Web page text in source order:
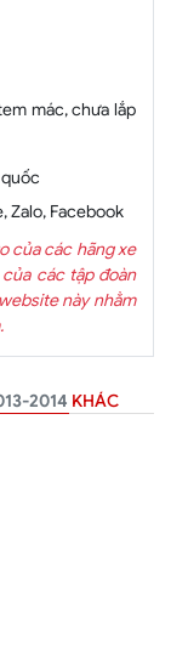
mác, chưa lắp
Zalo, Facebook
của các hãng xe
của các tập đoàn
này nhằm
2014 KHÁC